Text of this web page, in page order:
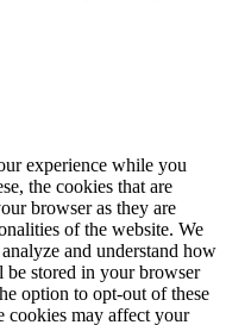
experience while you
the cookies that are
browser as they are
of the website. We
and understand how
be stored in your browser
option to opt-out of these
cookies may affect your